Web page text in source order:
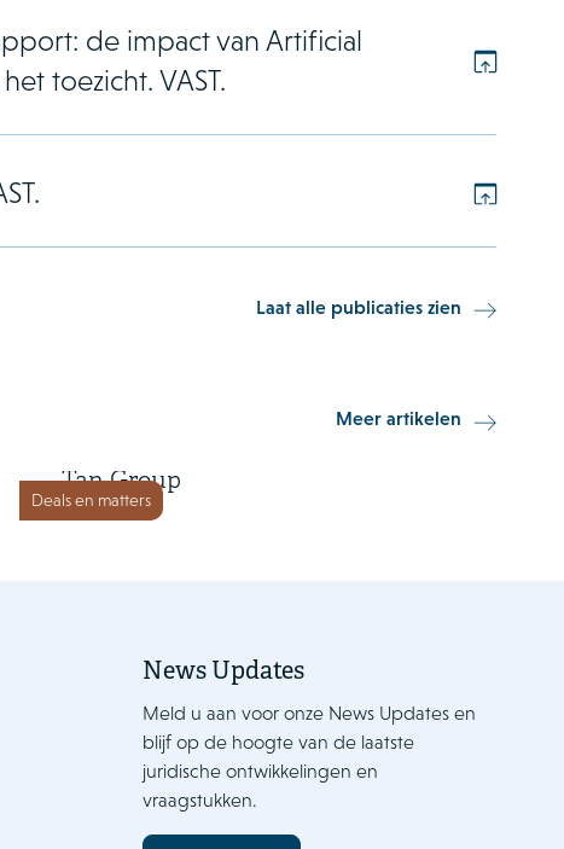
de impact van Artificial
toezicht. VAST.
Laat alle publicaties zien
Meer artikelen
Deals en matters
Tan Group
News Updates
Meld u aan voor onze News Updates en
blijf op de hoogte van de laatste
juridische ontwikkelingen en
vraagstukken.